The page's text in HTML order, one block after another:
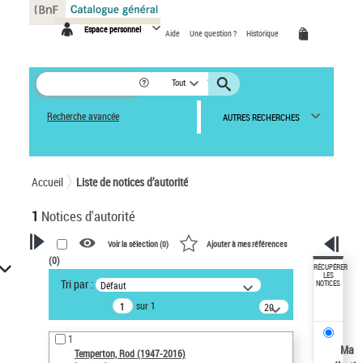
Espace personnel Aide Une question ? Historique
Tout
Recherche avancée AUTRES RECHERCHES
Accueil Liste de notices d’autorité
1 Notices d'autorité
VOTRE RECHERCHE
Recherche avancée dans les
notices d’autorité
Œuvres liées à l'auteur :
Temperton, Rod (1947-2016)
Voir la sélection (0) Ajouter à mes références
(0)
Tri par : Défaut
sur 1
20
résultats/page
1
Temperton, Rod (1947-2016)
RÉCUPÉRER
LES
NOTICES
Ma
Panneau de gestion des cookies